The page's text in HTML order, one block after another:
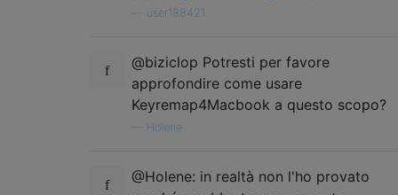
user188421
@biziclop Potresti per favore
approfondire come usare
Keyremap4Macbook a questo scopo?
Holene
@Holene: in realtà non l'ho provato